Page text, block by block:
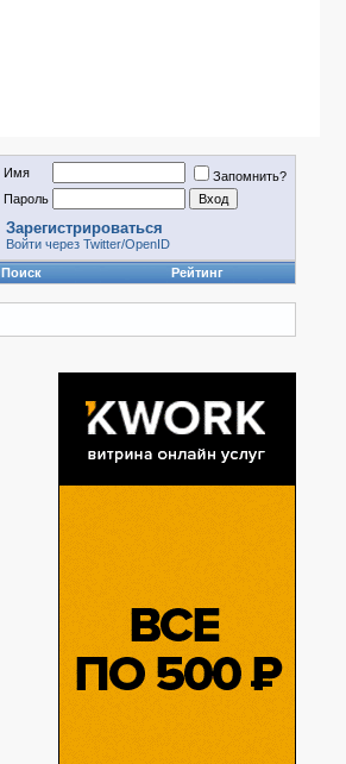
Имя
Запомнить?
Пароль
Зарегистрироваться
Войти через Twitter/OpenID
Поиск Рейтинг